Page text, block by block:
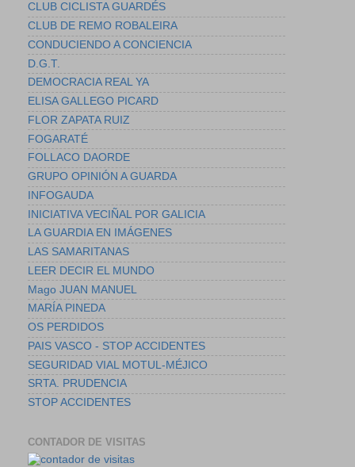
CLUB CICLISTA GUARDÉS
CLUB DE REMO ROBALEIRA
CONDUCIENDO A CONCIENCIA
D.G.T.
DEMOCRACIA REAL YA
ELISA GALLEGO PICARD
FLOR ZAPATA RUIZ
FOGARATÉ
FOLLACO DAORDE
GRUPO OPINIÓN A GUARDA
INFOGAUDA
INICIATIVA VECIÑAL POR GALICIA
LA GUARDIA EN IMÁGENES
LAS SAMARITANAS
LEER DECIR EL MUNDO
Mago JUAN MANUEL
MARÍA PINEDA
OS PERDIDOS
PAIS VASCO - STOP ACCIDENTES
SEGURIDAD VIAL MOTUL-MÉJICO
SRTA. PRUDENCIA
STOP ACCIDENTES
CONTADOR DE VISITAS